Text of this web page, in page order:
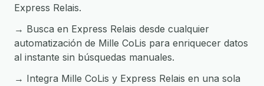
Express Relais.
→ Busca en Express Relais desde cualquier
automatización de Mille CoLis para enriquecer datos
al instante sin búsquedas manuales.
→ Integra Mille CoLis y Express Relais en una sola